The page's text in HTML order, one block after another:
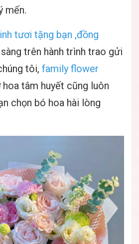
mến.
tươi tặng bạn ,đồng
sàng trên hành trình trao gửi
tôi, family flower
tâm huyết cũng luôn
chọn bó hoa hài lòng